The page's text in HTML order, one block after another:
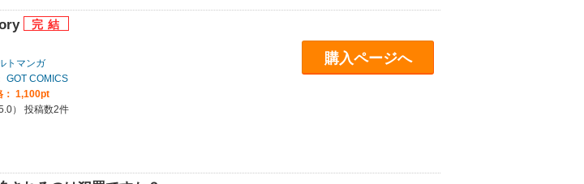
トマンガ
GOT COMICS
： 1,100pt
5.0） 投稿数2件
購入ページへ